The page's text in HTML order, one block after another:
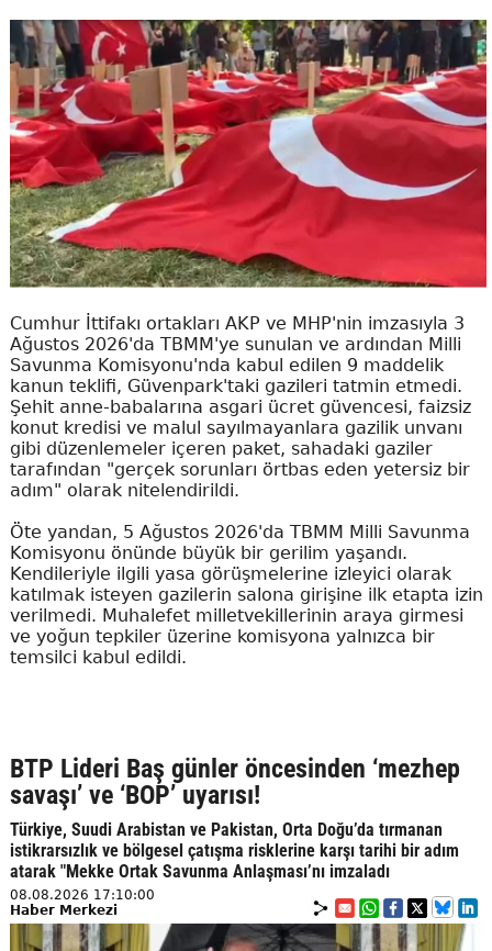
Cumhur İttifakı ortakları AKP ve MHP'nin imzasıyla 3
Ağustos 2026'da TBMM'ye sunulan ve ardından Milli
Savunma Komisyonu'nda kabul edilen 9 maddelik
kanun teklifi, Güvenpark'taki gazileri tatmin etmedi.
Şehit anne-babalarına asgari ücret güvencesi, faizsiz
konut kredisi ve malul sayılmayanlara gazilik unvanı
gibi düzenlemeler içeren paket, sahadaki gaziler
tarafından "gerçek sorunları örtbas eden yetersiz bir
adım" olarak nitelendirildi.
Öte yandan, 5 Ağustos 2026'da TBMM Milli Savunma
Komisyonu önünde büyük bir gerilim yaşandı.
Kendileriyle ilgili yasa görüşmelerine izleyici olarak
katılmak isteyen gazilerin salona girişine ilk etapta izin
verilmedi. Muhalefet milletvekillerinin araya girmesi
ve yoğun tepkiler üzerine komisyona yalnızca bir
temsilci kabul edildi.
BTP Lideri Baş günler öncesinden ‘mezhep
savaşı’ ve ‘BOP’ uyarısı!
Türkiye, Suudi Arabistan ve Pakistan, Orta Doğu’da tırmanan
istikrarsızlık ve bölgesel çatışma risklerine karşı tarihi bir adım
atarak "Mekke Ortak Savunma Anlaşması’nı imzaladı
08.08.2026 17:10:00
Haber Merkezi